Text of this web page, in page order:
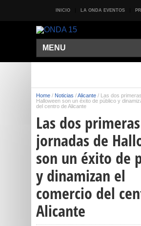
INICIO LA ONDA EVENTOS
MENU
Home / Noticias /Alicante / Las dos
Halloween son un éxito de público y
del centro de Alicante
Las dos primeras
jornadas de
son un éxito de
y dinamizan el
comercio del
Alicante